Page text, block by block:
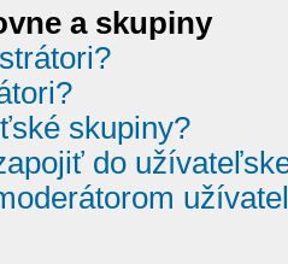
a skupiny
skupiny?
do